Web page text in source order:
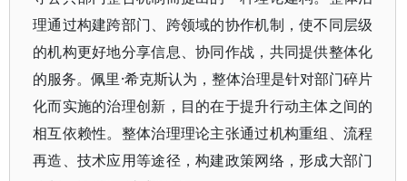
理通过构建跨部门、跨领域的协作机制，使不同层级
的机构更好地分享信息、协同作战，共同提供整体化
的服务。佩里·希克斯认为，整体治理是针对部门碎片
化而实施的治理创新，目的在于提升行动主体之间的
相互依赖性。整体治理理论主张通过机构重组、流程
再造、技术应用等途径，构建政策网络，形成大部门